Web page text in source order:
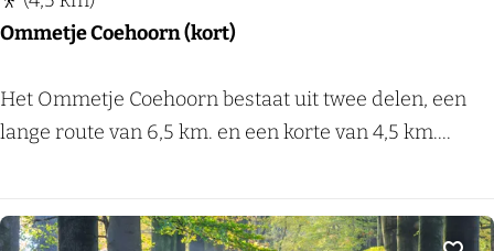
o
r
i
j
e
g
Ommetje Coehoorn (kort)
O
m
t
Het Ommetje Coehoorn bestaat uit twee delen, een
lange route van 6,5 km. en een korte van 4,5 km....